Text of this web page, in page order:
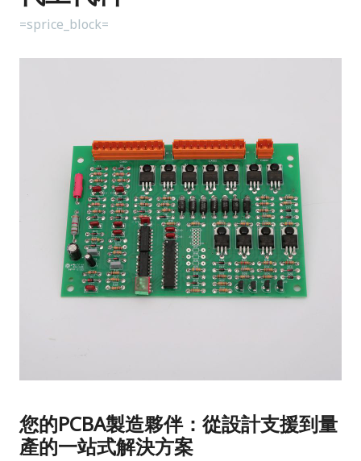
=sprice_block=
您的PCBA製造夥伴：從設計支援到量
產的一站式解決方案